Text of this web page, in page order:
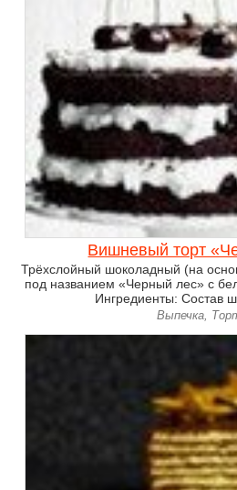
Вишневый торт
Трёхслойный шоколадный (на
под названием «Черный лес» с
Ингредиенты: Состав
Выпечка,